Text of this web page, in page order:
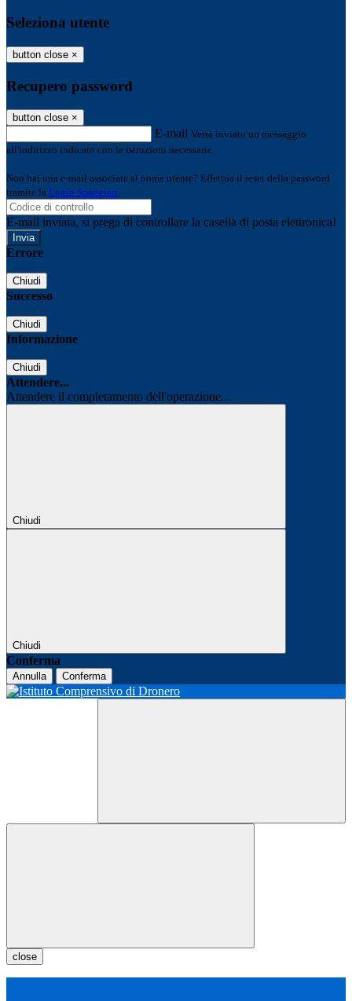
Seleziona utente
button close ×
Recupero password
button close ×
E-mail Verrà inviato un messaggio
all'indirizzo indicato con le istruzioni necessarie.
Non hai una e-mail associata al nome utente? Effettua il reset della password
tramite la Login Spaggiari
E-mail inviata, si prega di controllare la casella di posta elettronica!
Errore
Chiudi
Successo
Chiudi
Informazione
Chiudi
Attendere...
Attendere il completamento dell'operazione...
Chiudi
Chiudi
Conferma
Annulla Conferma
close